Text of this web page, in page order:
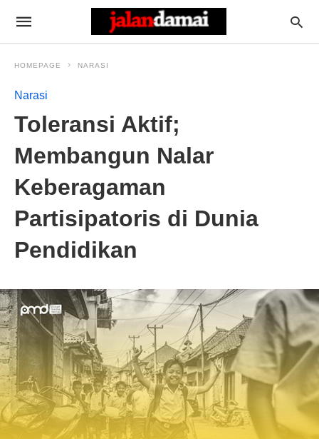
HOMEPAGE NARASI
Narasi
Toleransi Aktif;
Membangun Nalar
Keberagaman
Partisipatoris di Dunia
Pendidikan